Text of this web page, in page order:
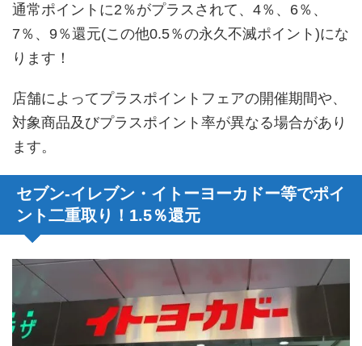
通常ポイントに2％がプラスされて、4％、6％、
7％、9％還元(この他0.5％の永久不滅ポイント)にな
ります！
店舗によってプラスポイントフェアの開催期間や、
対象商品及びプラスポイント率が異なる場合があり
ます。
セブン-イレブン・イトーヨーカドー等でポイ
ント二重取り！1.5％還元